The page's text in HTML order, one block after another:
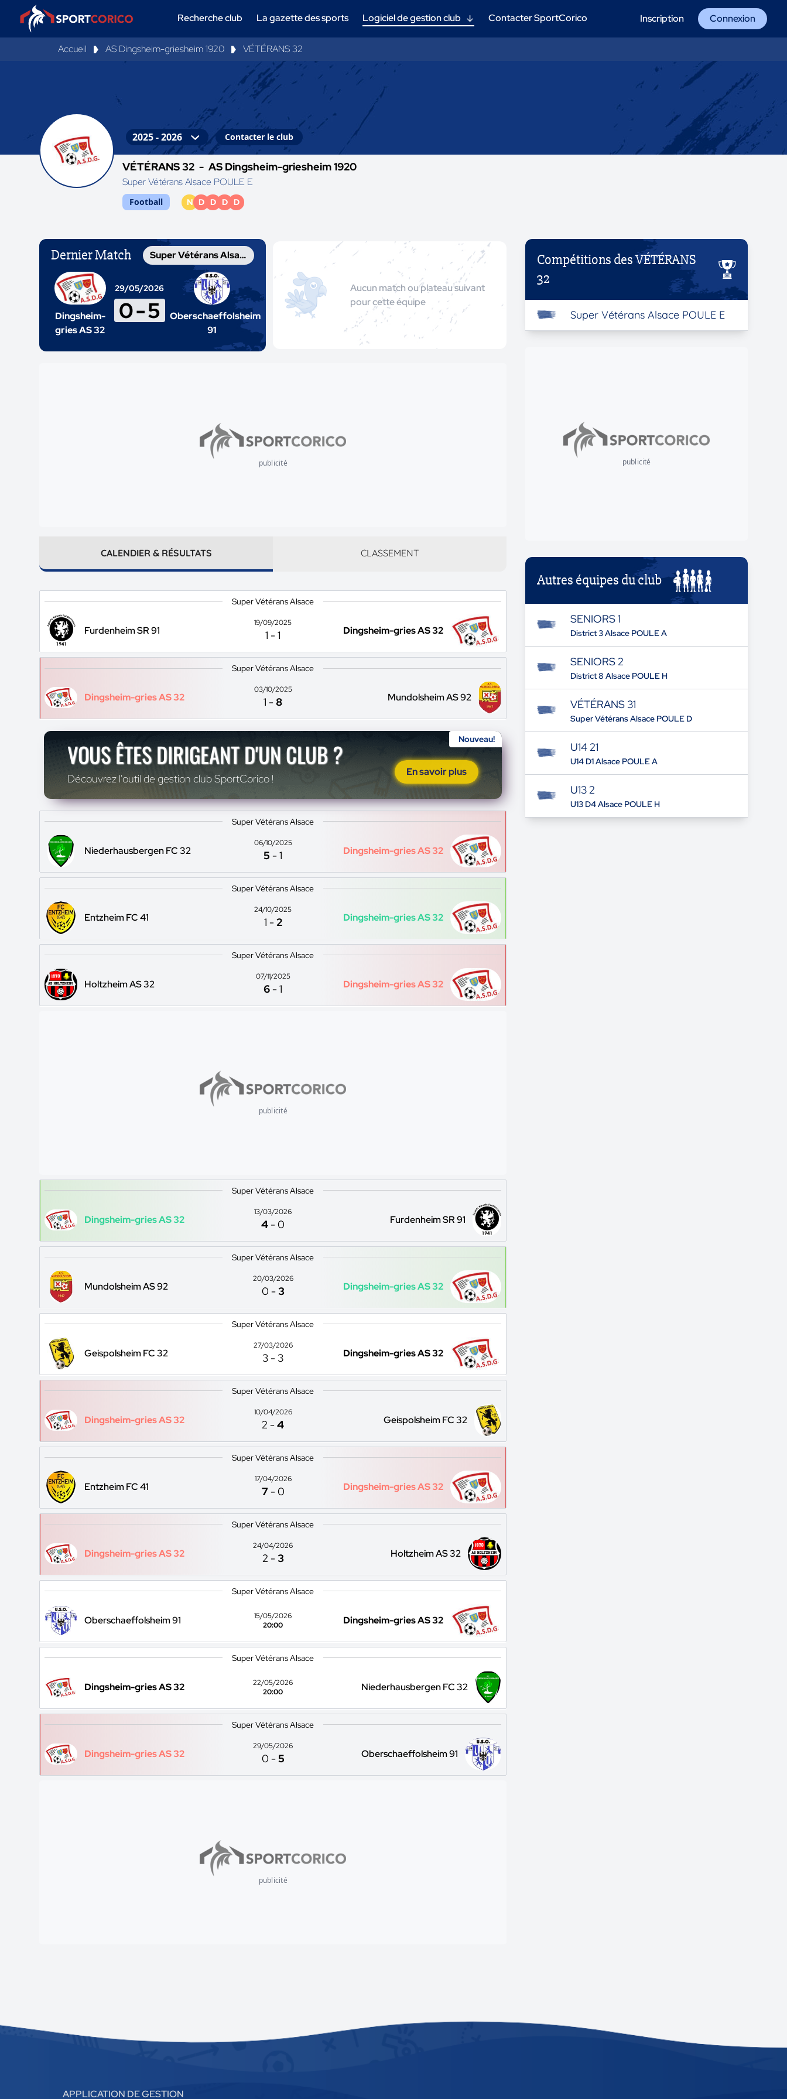
Recherche club La gazette des sports Logiciel de gestion club Contacter SportCorico Inscription Connexion
Accueil AS Dingsheim-griesheim 1920 VÉTÉRANS 32
Contacter le club
VÉTÉRANS 32 -AS Dingsheim-griesheim 1920
Super Vétérans Alsace POULE E
Football N D D D D
Dernier Match Super Vétérans Alsace
Dingsheim-
gries AS 32
29/05/2026
0-5
Oberschaeffolsheim
91
Aucun match ou plateau suivant
pour cette équipe
publicité
CALENDIER & RÉSULTATS CLASSEMENT
Super Vétérans Alsace
Furdenheim SR 91
19/09/2025
1 -1 Dingsheim-gries AS 32
Super Vétérans Alsace
Dingsheim-gries AS 32
03/10/2025
1 -8 Mundolsheim AS 92
Nouveau!
VOUS ÊTES DIRIGEANT D'UN CLUB ?
Découvrez l'outil de gestion club SportCorico !
En savoir plus
Super Vétérans Alsace
Niederhausbergen FC 32
06/10/2025
5 -1 Dingsheim-gries AS 32
Super Vétérans Alsace
Entzheim FC 41
24/10/2025
1 -2 Dingsheim-gries AS 32
Super Vétérans Alsace
Holtzheim AS 32
07/11/2025
6 -1 Dingsheim-gries AS 32
publicité
Super Vétérans Alsace
Dingsheim-gries AS 32
13/03/2026
4 -0 Furdenheim SR 91
Super Vétérans Alsace
Mundolsheim AS 92
20/03/2026
0 -3 Dingsheim-gries AS 32
Super Vétérans Alsace
Geispolsheim FC 32
27/03/2026
3 - 3 Dingsheim-gries AS 32
Super Vétérans Alsace
Dingsheim-gries AS 32
10/04/2026
2 -4 Geispolsheim FC 32
Super Vétérans Alsace
Entzheim FC 41
17/04/2026
7 -0 Dingsheim-gries AS 32
Super Vétérans Alsace
Dingsheim-gries AS 32
24/04/2026
2 -3 Holtzheim AS 32
Super Vétérans Alsace
Oberschaeffolsheim 91
15/05/2026
20:00
Dingsheim-gries AS 32
Super Vétérans Alsace
Dingsheim-gries AS 32
22/05/2026
20:00
Niederhausbergen FC 32
Super Vétérans Alsace
Dingsheim-gries AS 32
29/05/2026
0 -5 Oberschaeffolsheim 91
publicité
Compétitions des VÉTÉRANS
32
Super Vétérans Alsace POULE E
publicité
Autres équipes du club
SENIORS 1
District 3 Alsace POULE A
SENIORS 2
District 8 Alsace POULE H
VÉTÉRANS 31
Super Vétérans Alsace POULE D
U14 21
U14 D1 Alsace POULE A
U13 2
U13 D4 Alsace POULE H
APPLICATION DE GESTION